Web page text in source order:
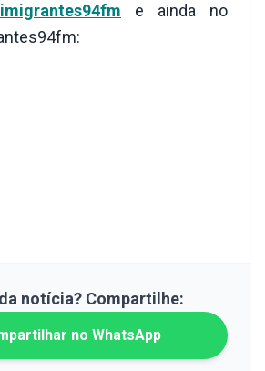
e ainda no
notícia? Compartilhe:
no WhatsApp